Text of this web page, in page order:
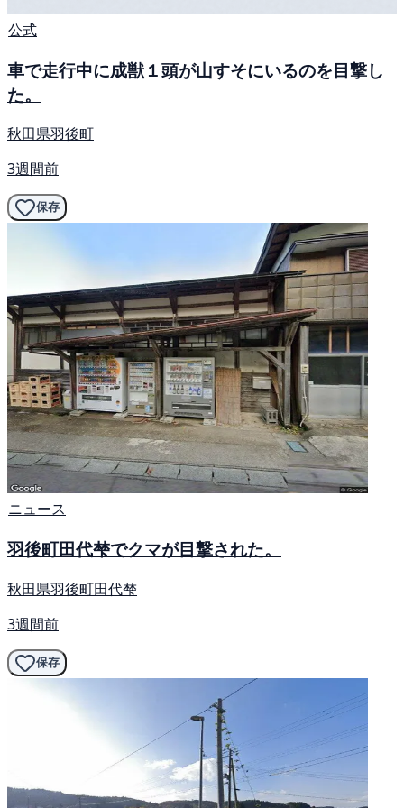
公式
車で走行中に成獣１頭が山すそにいるのを目撃し
た。
秋田県羽後町
3週間前
保存
ニュース
羽後町田代梺でクマが目撃された。
秋田県羽後町田代梺
3週間前
保存